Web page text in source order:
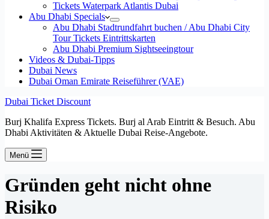
Tickets Waterpark Atlantis Dubai
Abu Dhabi Specials
Abu Dhabi Stadtrundfahrt buchen / Abu Dhabi City
Tour Tickets Eintrittskarten
Abu Dhabi Premium Sightseeingtour
Videos & Dubai-Tipps
Dubai News
Dubai Oman Emirate Reiseführer (VAE)
Dubai Ticket Discount
Burj Khalifa Express Tickets. Burj al Arab Eintritt & Besuch. Abu
Dhabi Aktivitäten & Aktuelle Dubai Reise-Angebote.
Menü
Gründen geht nicht ohne
Risiko